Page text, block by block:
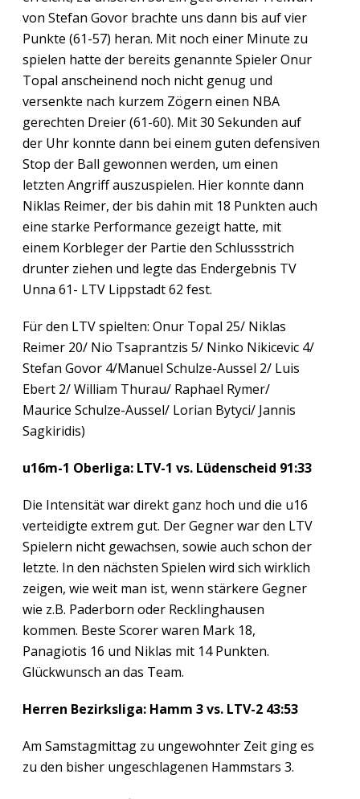
von Stefan Govor brachte uns dann bis auf vier
Punkte (61-57) heran. Mit noch einer Minute zu
spielen hatte der bereits genannte Spieler Onur
Topal anscheinend noch nicht genug und
versenkte nach kurzem Zögern einen NBA
gerechten Dreier (61-60). Mit 30 Sekunden auf
der Uhr konnte dann bei einem guten defensiven
Stop der Ball gewonnen werden, um einen
letzten Angriff auszuspielen. Hier konnte dann
Niklas Reimer, der bis dahin mit 18 Punkten auch
eine starke Performance gezeigt hatte, mit
einem Korbleger der Partie den Schlussstrich
drunter ziehen und legte das Endergebnis TV
Unna 61- LTV Lippstadt 62 fest.
Für den LTV spielten: Onur Topal 25/ Niklas
Reimer 20/ Nio Tsaprantzis 5/ Ninko Nikicevic 4/
Stefan Govor 4/Manuel Schulze-Aussel 2/ Luis
Ebert 2/ William Thurau/ Raphael Rymer/
Maurice Schulze-Aussel/ Lorian Bytyci/ Jannis
Sagkiridis)
u16m-1 Oberliga: LTV-1 vs. Lüdenscheid 91:33
Die Intensität war direkt ganz hoch und die u16
verteidigte extrem gut. Der Gegner war den LTV
Spielern nicht gewachsen, sowie auch schon der
letzte. In den nächsten Spielen wird sich wirklich
zeigen, wie weit man ist, wenn stärkere Gegner
wie z.B. Paderborn oder Recklinghausen
kommen. Beste Scorer waren Mark 18,
Panagiotis 16 und Niklas mit 14 Punkten.
Glückwunsch an das Team.
Herren Bezirksliga: Hamm 3 vs. LTV-2 43:53
Am Samstagmittag zu ungewohnter Zeit ging es
zu den bisher ungeschlagenen Hammstars 3.